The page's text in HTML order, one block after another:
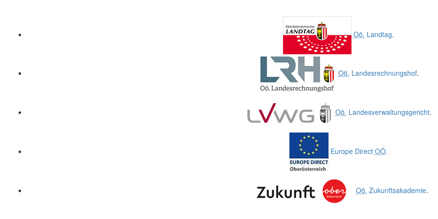
Oö. Landtag.
Oö. Landesrechnungshof.
Oö. Landesverwaltungsgericht.
Europe Direct OÖ.
Oö. Zukunftsakademie.